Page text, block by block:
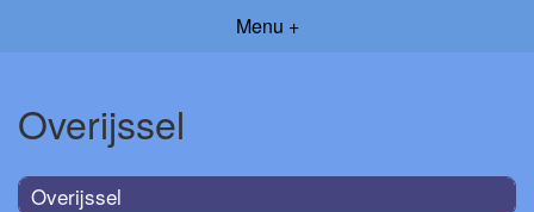
Menu +
Overijssel
Overijssel